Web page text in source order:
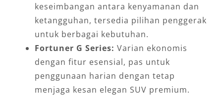
keseimbangan antara kenyamanan dan
ketangguhan, tersedia pilihan penggerak
untuk berbagai kebutuhan.
Fortuner G Series: Varian ekonomis
dengan fitur esensial, pas untuk
penggunaan harian dengan tetap
menjaga kesan elegan SUV premium.